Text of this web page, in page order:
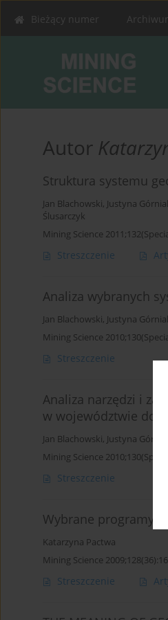
Bieżący numer
Autor
Struktura systemu
Jan Blachowski, Justyna
Ślusarczyk
Mining Science
Streszczenie
Analiza wybranych
Jan Blachowski, Justyna
Mining Science
Streszczenie
Analiza narzędzi i
w województwie
Jan Blachowski, Justyna
Mining Science
Streszczenie
Wybrane programy
Katarzyna Pactwa
Mining Science
Streszczenie